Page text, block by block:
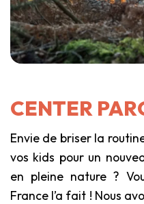
CENTER
Envie de briser la
vos kids pour un
en pleine nature ?
France l’a fait ! Nous